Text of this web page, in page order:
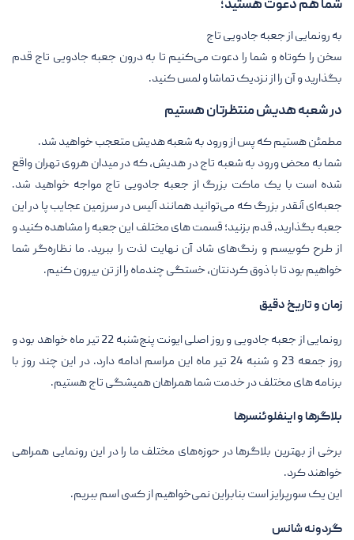
شما هم دعوت هستید؛
به رونمایی از جعبه جادویی تاج
سخن را کوتاه و شما را دعوت می‌کنیم تا به درون جعبه جادویی تاج قدم
بگذارید و آن را از نزدیک تماشا و لمس کنید.
در شعبه هدیش منتظرتان هستیم
مطمئن هستیم که پس از ورود به شعبه هدیش متعجب خواهید شد.
شما به محض ورود به شعبه تاج در هدیش، که در میدان هروی تهران واقع
شده است با یک ماکت بزرگ از جعبه جادویی تاج مواجه خواهید شد.
جعبه‌ای آنقدر بزرگ که می‌توانید همانند آلیس در سرزمین عجایب پا در این
جعبه بگذارید، قدم بزنید؛ قسمت های مختلف این جعبه را مشاهده کنید و
از طرح کوبیسم و رنگ‌های شاد آن نهایت لذت را ببرید. ما نظاره‌گر شما
خواهیم بود تا با ذوق کردنتان، خستگی چندماه را از تن بیرون کنیم.
زمان و تاریخ دقیق
رونمایی از جعبه جادویی و روز اصلی ایونت پنج‌شنبه 22 تیر ماه خواهد بود و
روز جمعه 23 و شنبه 24 تیر ماه این مراسم ادامه دارد. در این چند روز با
برنامه های مختلف در خدمت شما همراهان همیشگی تاج هستیم.
بلاگرها و اینفلوئنسرها
برخی از بهترین بلاگرها در حوزه‌های مختلف ما را در این رونمایی همراهی
خواهند کرد.
این یک سورپرایز است بنابراین نمی‌خواهیم از کسی اسم ببریم.
گردونه شانس